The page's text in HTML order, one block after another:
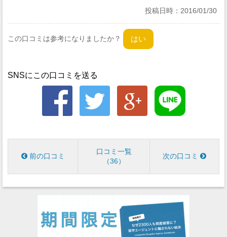
投稿日時： 2016/01/30
この口コミは参考になりましたか？
SNSにこの口コミを送る
前の口コミ
口コミ一覧
36
次の口コミ